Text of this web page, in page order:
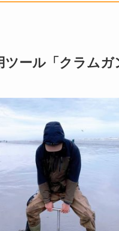
ール「クラムガ